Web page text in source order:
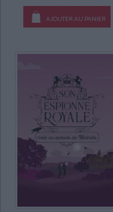
Spy (5)
Cold war : jeu d'espions (4)
DISPONIBILITÉ
epuise (2153)
disponible (804)
manquant (45)
a-paraitre (19)
AJOUTER AU PANIER